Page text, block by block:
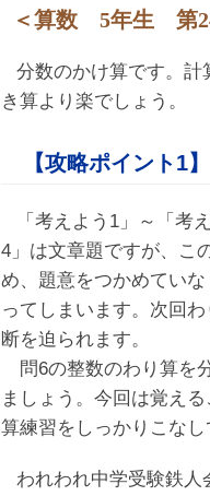
＜算数 5年生 第
分数のかけ算です。
き算より楽でしょう。
【攻略ポイント1】
「考えよう1」～「考
4」は文章題ですが、こ
め、題意をつかめてい
ってしまいます。次回
断を迫られます。
問6の整数のわり算を
ましょう。今回は覚え
算練習をしっかりこな
われわれ中学受験鉄